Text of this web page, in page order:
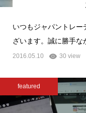
いつもジャパントレ
ざいます。誠に勝手
2016.05.10 30 view
featured